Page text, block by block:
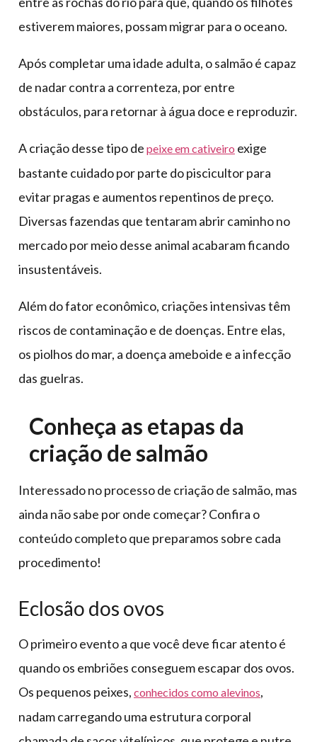
estiverem maiores, possam migrar para o oceano.
Após completar uma idade adulta, o salmão é capaz
de nadar contra a correnteza, por entre
obstáculos, para retornar à água doce e reproduzir.
A criação desse tipo de peixe em cativeiro exige
bastante cuidado por parte do piscicultor para
evitar pragas e aumentos repentinos de preço.
Diversas fazendas que tentaram abrir caminho no
mercado por meio desse animal acabaram ficando
insustentáveis.
Além do fator econômico, criações intensivas têm
riscos de contaminação e de doenças. Entre elas,
os piolhos do mar, a doença ameboide e a infecção
das guelras.
Conheça as etapas da
criação de salmão
Interessado no processo de criação de salmão, mas
ainda não sabe por onde começar? Confira o
conteúdo completo que preparamos sobre cada
procedimento!
Eclosão dos ovos
O primeiro evento a que você deve ficar atento é
quando os embriões conseguem escapar dos ovos.
Os pequenos peixes, conhecidos como alevinos,
nadam carregando uma estrutura corporal